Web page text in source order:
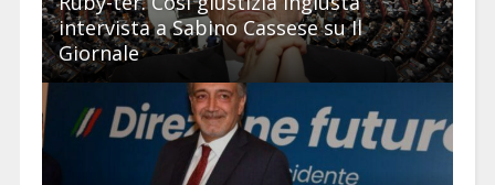
intervista a Sabino Cassese su Il
Giornale